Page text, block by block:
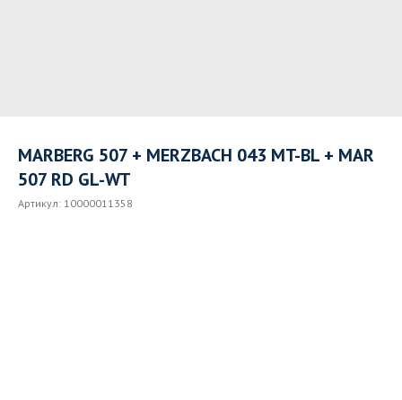
MARBERG 507 + MERZBACH 043 MT-BL + MAR
507 RD GL-WT
Артикул: 10000011358